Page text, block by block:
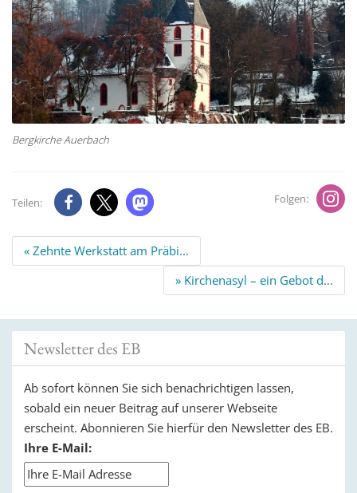
Bergkirche Auerbach
Teilen: Folgen:
Beitrags
Navigation
« Zehnte Werkstatt am Präbi...
» Kirchenasyl – ein Gebot d...
Newsletter des EB
Ab sofort können Sie sich benachrichtigen lassen,
sobald ein neuer Beitrag auf unserer Webseite
erscheint. Abonnieren Sie hierfür den Newsletter des EB.
Ihre E-Mail: